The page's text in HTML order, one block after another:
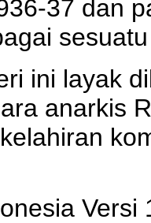
37 dan
ini layak
anarkis
Versi